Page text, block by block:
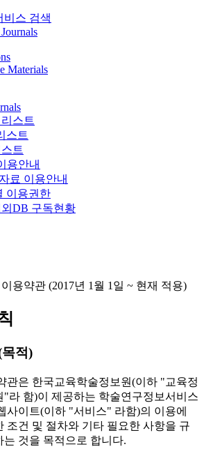
비스 검색
Materials
스트
스트
트
용안내
료 이용안내
이용권한
DB 구독현황
용약관 (2017년 1월 1일 ~ 현재 적용)
적)
관은 한국교육학술정보원(이하 "교육정
"라 함)이 제공하는 학술연구정보서비스
사이트(이하 "서비스" 라함)의 이용에
조건 및 절차와 기타 필요한 사항을 규
는 것을 목적으로 합니다.